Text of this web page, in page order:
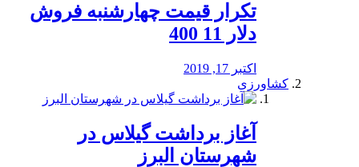
تکرار قیمت چهارشنبه فروش
دلار 11 400
اکتبر 17, 2019
کشاورزی
آغاز برداشت گیلاس در
شهرستان البرز